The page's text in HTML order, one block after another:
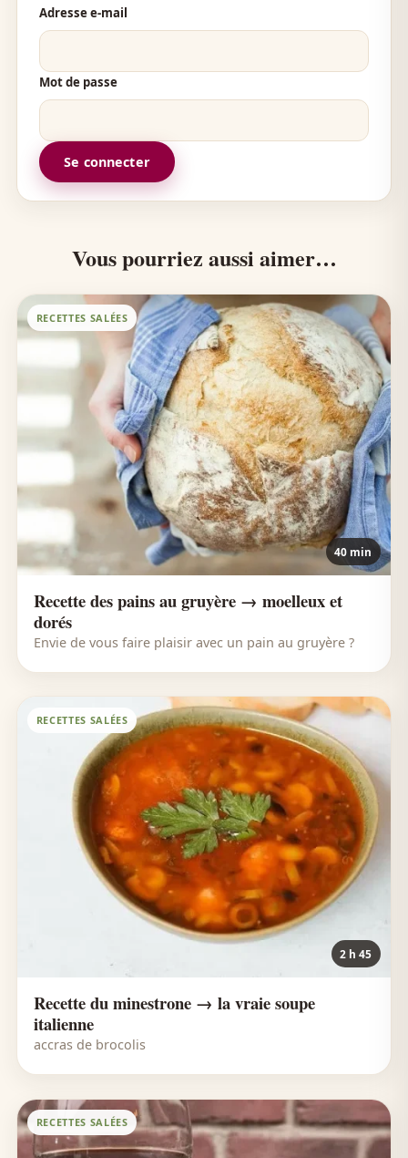
Adresse e-mail
Mot de passe
Se connecter
Vous pourriez aussi aimer…
RECETTES SALÉES
40 min
Recette des pains au gruyère → moelleux et
dorés
Envie de vous faire plaisir avec un pain au gruyère ?
RECETTES SALÉES
2 h 45
Recette du minestrone → la vraie soupe
italienne
accras de brocolis
RECETTES SALÉES